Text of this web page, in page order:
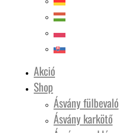
Akció
Shop
Ásvány fülbevaló
Ásvány karkötő